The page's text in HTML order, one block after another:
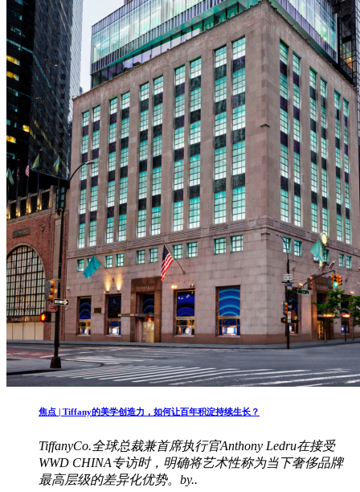
焦点 | Tiffany的美学创造力，如何让百年积淀持续生长？
TiffanyCo.全球总裁兼首席执行官Anthony Ledru在接受
WWD CHINA专访时，明确将艺术性称为当下奢侈品牌
最高层级的差异化优势。by..